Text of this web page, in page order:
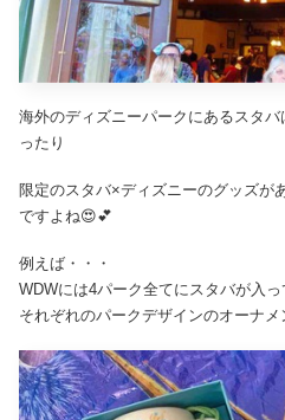
海外のディズニーパークにあるスタ
ったり
限定のスタバ×ディズニーのグッズが
ですよね😍💕
例えば・・・
WDWには4パーク全てにスタバが入っ
それぞれのパークデザインのオーナ